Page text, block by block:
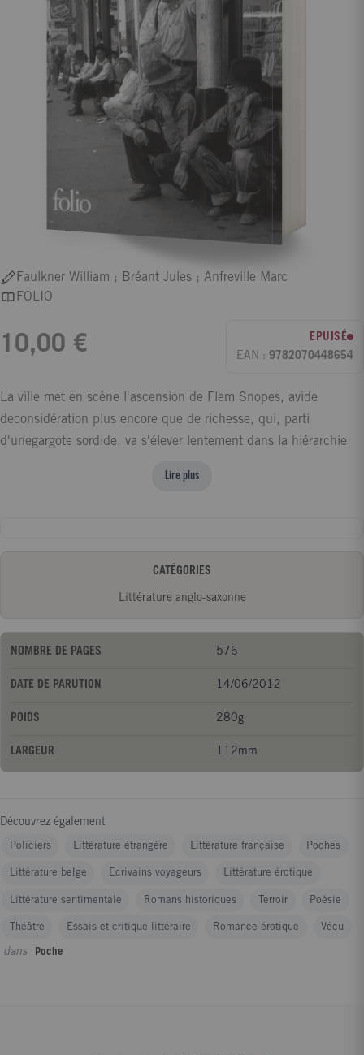
Faulkner William ; Bréant Jules ; Anfreville Marc
FOLIO
10,00 €
EPUISÉ
EAN : 9782070448654
La ville met en scène l'ascension de Flem Snopes, avide
deconsidération plus encore que de richesse, qui, parti
d'unegargote sordide, va s'élever lentement dans la hiérarchie
dévoiléeà travers le prisme de trois narrateurs, est aussi une
Lire plus
CATÉGORIES
Littérature anglo-saxonne
NOMBRE DE PAGES 576
DATE DE PARUTION 14/06/2012
POIDS 280g
LARGEUR 112mm
Découvrez également
Policiers Littérature étrangère Littérature française Poches
Littérature belge Ecrivains voyageurs Littérature érotique
Littérature sentimentale Romans historiques Terroir Poésie
Théâtre Essais et critique littéraire Romance érotique Vécu
dans Poche